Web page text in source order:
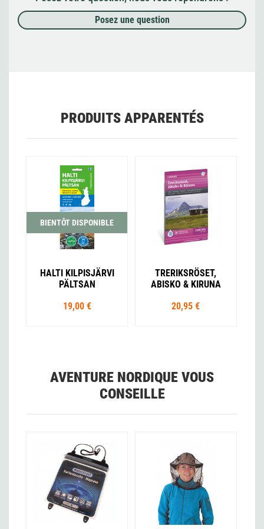
Posez une question
PRODUITS APPARENTÉS
BIENTÔT DISPONIBLE
HALTI KILPISJÄRVI
PÄLTSAN
19,00 €
TRERIKSRÖSET,
ABISKO & KIRUNA
20,95 €
AVENTURE NORDIQUE VOUS
CONSEILLE